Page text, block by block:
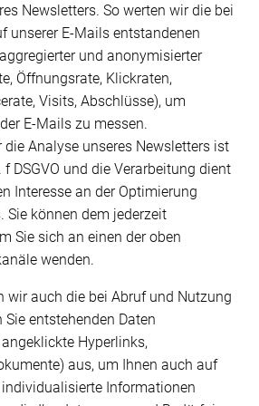
Newsletters. So werten wir die bei
unserer E-Mails entstandenen
und anonymisierter
Öffnungsrate, Klickraten,
Visits, Abschlüsse), um
E-Mails zu messen.
Analyse unseres Newsletters ist
DSGVO und die Verarbeitung dient
Interesse an der Optimierung
Sie können dem jederzeit
Sie sich an einen der oben
wenden.
wir auch die bei Abruf und Nutzung
entstehenden Daten
Hyperlinks,
aus, um Ihnen auch auf
Informationen